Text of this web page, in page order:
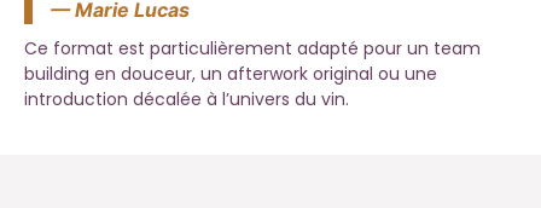
— Marie Lucas
Ce format est particulièrement adapté pour un team
building en douceur, un afterwork original ou une
introduction décalée à l’univers du vin.